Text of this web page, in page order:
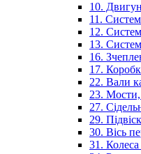
10.
11.
12.
13.
16.
17.
22. Вали
23. Мости,
27.
29.
30. Вісь
31.